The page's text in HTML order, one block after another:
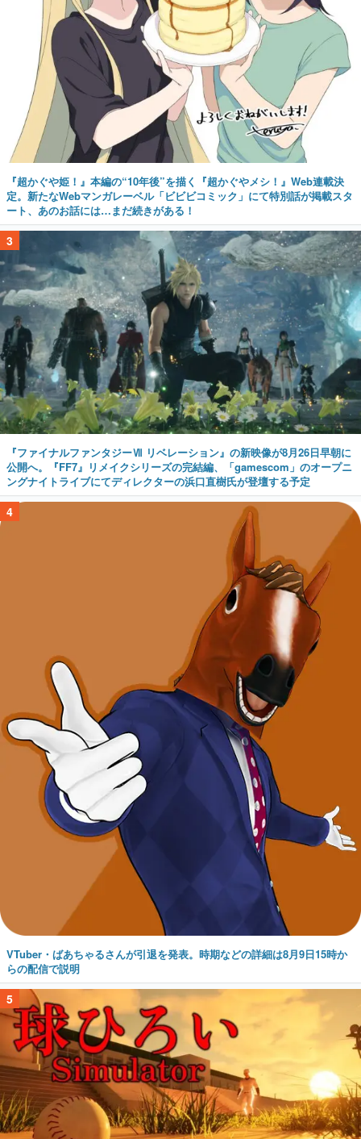
『超かぐや姫！』本編の“10年後”を描く『超かぐやメシ！』Web連載決
定。新たなWebマンガレーベル「ビビビコミック」にて特別話が掲載スタ
ート、あのお話には…まだ続きがある！
3
『ファイナルファンタジーⅦ リベレーション』の新映像が8月26日早朝に
公開へ。『FF7』リメイクシリーズの完結編、「gamescom」のオープニ
ングナイトライブにてディレクターの浜口直樹氏が登壇する予定
4
VTuber・ばあちゃるさんが引退を発表。時期などの詳細は8月9日15時か
らの配信で説明
5